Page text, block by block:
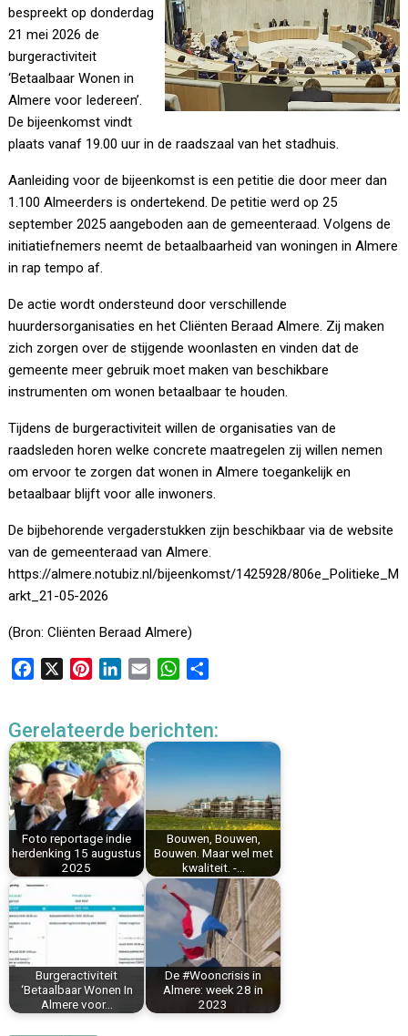
bespreekt op donderdag
21 mei 2026 de
burgeractiviteit
‘Betaalbaar Wonen in
Almere voor Iedereen’.
De bijeenkomst vindt
plaats vanaf 19.00 uur in de raadszaal van het stadhuis.
Aanleiding voor de bijeenkomst is een petitie die door meer dan
1.100 Almeerders is ondertekend. De petitie werd op 25
september 2025 aangeboden aan de gemeenteraad. Volgens de
initiatiefnemers neemt de betaalbaarheid van woningen in Almere
in rap tempo af.
De actie wordt ondersteund door verschillende
huurdersorganisaties en het Cliënten Beraad Almere. Zij maken
zich zorgen over de stijgende woonlasten en vinden dat de
gemeente meer gebruik moet maken van beschikbare
instrumenten om wonen betaalbaar te houden.
Tijdens de burgeractiviteit willen de organisaties van de
raadsleden horen welke concrete maatregelen zij willen nemen
om ervoor te zorgen dat wonen in Almere toegankelijk en
betaalbaar blijft voor alle inwoners.
De bijbehorende vergaderstukken zijn beschikbaar via de website
van de gemeenteraad van Almere.
https://almere.notubiz.nl/bijeenkomst/1425928/806e_Politieke_M
arkt_21-05-2026
(Bron: Cliënten Beraad Almere)
e
b
o
o
k
t
e
r
e
s
t
k
e
d
I
n
i
l
W
t
A
p
p
e
Gerelateerde berichten:
Foto reportage indie
herdenking 15 augustus
2025
Bouwen, Bouwen,
Bouwen. Maar wel met
kwaliteit. -…
Burgeractiviteit
‘Betaalbaar Wonen In
Almere voor…
De #Wooncrisis in
Almere: week 28 in
2023